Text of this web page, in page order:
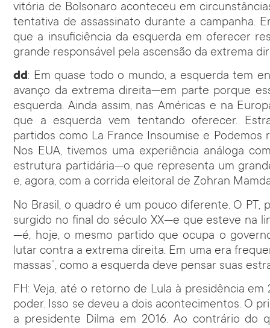
vitória de Bolsonaro aconteceu em
tentativa de assassinato durante a campanha.
que a insuficiência da esquerda em oferecer
grande responsável pela ascensão da extrema
dd: Em quase todo o mundo, a esquerda tem
avanço da extrema direita—em parte porque
esquerda. Ainda assim, nas Américas e na
que a esquerda vem tentando oferecer.
partidos como La France Insoumise e Podemos
Nos EUA, tivemos uma experiência análoga
estrutura partidária—o que representa um
e, agora, com a corrida eleitoral de Zohran
No Brasil, o quadro é um pouco diferente. O PT,
surgido no final do século XX—e que esteve na
—é, hoje, o mesmo partido que ocupa o
lutar contra a extrema direita. Em uma era
massas”, como a esquerda deve pensar suas
FH: Veja, até o retorno de Lula à presidência
poder. Isso se deveu a dois acontecimentos. O
a presidente Dilma em 2016. Ao contrário do